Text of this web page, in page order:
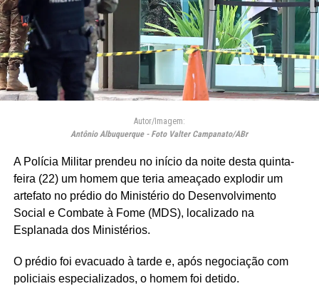
Autor/Imagem:
Antônio Albuquerque - Foto Valter Campanato/ABr
A Polícia Militar prendeu no início da noite desta quinta-
feira (22) um homem que teria ameaçado explodir um
artefato no prédio do Ministério do Desenvolvimento
Social e Combate à Fome (MDS), localizado na
Esplanada dos Ministérios.
O prédio foi evacuado à tarde e, após negociação com
policiais especializados, o homem foi detido.